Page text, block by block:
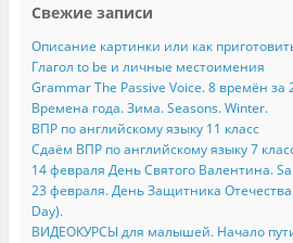
Свежие записи
Описание картинки или как
Глагол to be и личные местоимения
Grammar The Passive Voice. 8 времён за
Времена года. Зима. Seasons. Winter.
ВПР по английскому языку 11 класс
Сдаём ВПР по английскому языку 7
14 февраля День Святого Валентина.
23 февраля. День Защитника
Day).
ВИДЕОКУРСЫ для малышей. Начало